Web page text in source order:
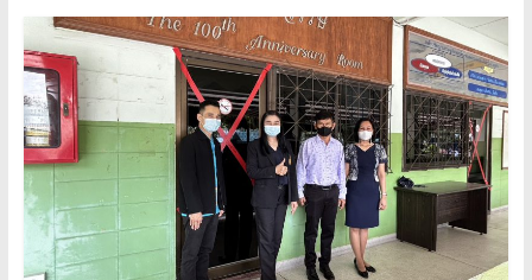
การ
ศึกษา
มัธยมศึกษา
สระบุรี
สพม.สระบุรี,สพม.สบ,สำนักงาน